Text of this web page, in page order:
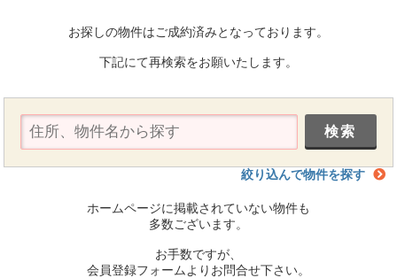
お探しの物件はご成約済みとなっております。
下記にて再検索をお願いたします。
絞り込んで物件を探す
ホームページに掲載されていない物件も
多数ございます。
お手数ですが、
会員登録フォームよりお問合せ下さい。